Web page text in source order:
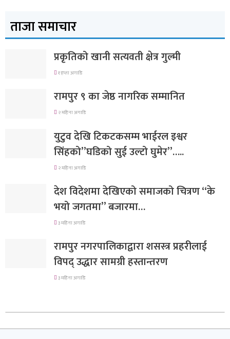
ताजा समाचार
प्रकृतिको खानी सत्यवती क्षेत्र गुल्मी
१ हप्ता अगाडि
रामपुर ९ का जेष्ठ नागरिक सम्मानित
२ महिना अगाडि
युटुव देखि टिकटकसम्म भाईरल इश्वर
सिंहको”घडिको सुई उल्टो घुमेर”…..
२ महिना अगाडि
देश विदेशमा देखिएको समाजको चित्रण “के
भयो जगतमा” बजारमा…
३ महिना अगाडि
रामपुर नगरपालिकाद्वारा शसस्त्र प्रहरीलाई
विपद् उद्धार सामग्री हस्तान्तरण
३ महिना अगाडि